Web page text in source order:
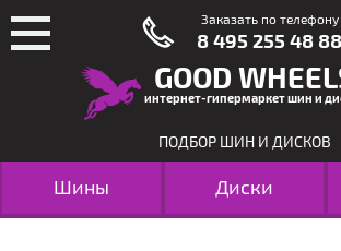
GOOD
интернет-гипермаркет шин и
ПОДБОР ШИН И ДИСКОВ
Шины Диски
Заказать по телефону
8 495 255 48 88